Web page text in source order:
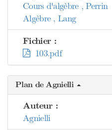
Cours d'algèbre , Perrin
Algèbre , Lang
Fichier :
103.pdf
Plan de Agnielli
Auteur :
Agnielli